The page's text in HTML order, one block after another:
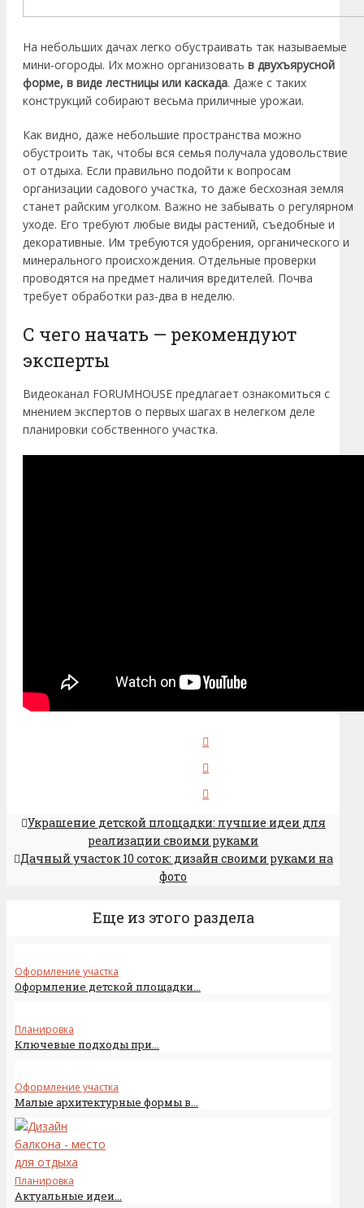
На небольших дачах легко обустраивать так называемые
мини-огороды. Их можно организовать в двухъярусной
форме, в виде лестницы или каскада. Даже с таких
конструкций собирают весьма приличные урожаи.
Как видно, даже небольшие пространства можно
обустроить так, чтобы вся семья получала удовольствие
от отдыха. Если правильно подойти к вопросам
организации садового участка, то даже бесхозная земля
станет райским уголком. Важно не забывать о регулярном
уходе. Его требуют любые виды растений, съедобные и
декоративные. Им требуются удобрения, органического и
минерального происхождения. Отдельные проверки
проводятся на предмет наличия вредителей. Почва
требует обработки раз-два в неделю.
С чего начать — рекомендуют
эксперты
Видеоканал FORUMHOUSE предлагает ознакомиться с
мнением экспертов о первых шагах в нелегком деле
планировки собственного участка.
Украшение детской площадки: лучшие идеи для
реализации своими руками
Дачный участок 10 соток: дизайн своими руками на
фото
Еще из этого раздела
Оформление участка
Оформление детской площадки...
Планировка
Ключевые подходы при...
Оформление участка
Малые архитектурные формы в...
Планировка
Актуальные идеи...